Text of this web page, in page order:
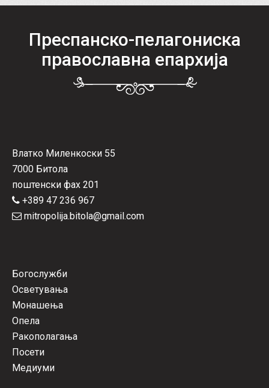
Преспанско-пелагониска
православна епархија
Влатко Миленкоски 55
7000 Битола
поштенски фах 201
+389 47 236 967
mitropolija.bitola@gmail.com
Богослужби
Осветувања
Монашења
Опела
Ракополагања
Посети
Медиуми